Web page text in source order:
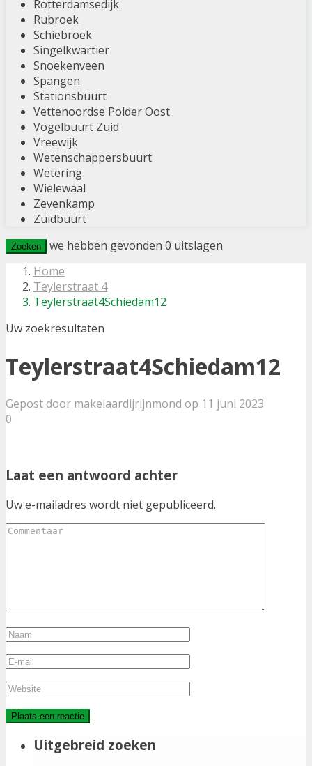
Rotterdamsedijk
Rubroek
Schiebroek
Singelkwartier
Snoekenveen
Spangen
Stationsbuurt
Vettenoordse Polder Oost
Vogelbuurt Zuid
Vreewijk
Wetenschappersbuurt
Wetering
Wielewaal
Zevenkamp
Zuidbuurt
Zoeken we hebben gevonden 0 uitslagen
Home
Teylerstraat 4
Teylerstraat4Schiedam12
Uw zoekresultaten
Teylerstraat4Schiedam12
Gepost door makelaardijrijnmond op 11 juni 2023
0
Laat een antwoord achter
Uw e-mailadres wordt niet gepubliceerd.
Uitgebreid zoeken